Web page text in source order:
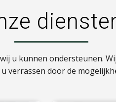
u kunnen ondersteunen.
verrassen door de